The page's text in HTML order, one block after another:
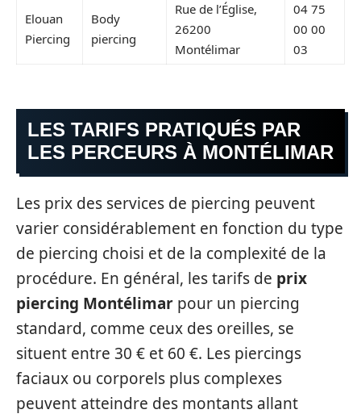
Elouan
Piercing
Body
piercing
Rue de l’Église,
26200
Montélimar
04 75
00 00
03
LES TARIFS PRATIQUÉS PAR
LES PERCEURS À MONTÉLIMAR
Les prix des services de piercing peuvent
varier considérablement en fonction du type
de piercing choisi et de la complexité de la
procédure. En général, les tarifs de prix
piercing Montélimar pour un piercing
standard, comme ceux des oreilles, se
situent entre 30 € et 60 €. Les piercings
faciaux ou corporels plus complexes
peuvent atteindre des montants allant